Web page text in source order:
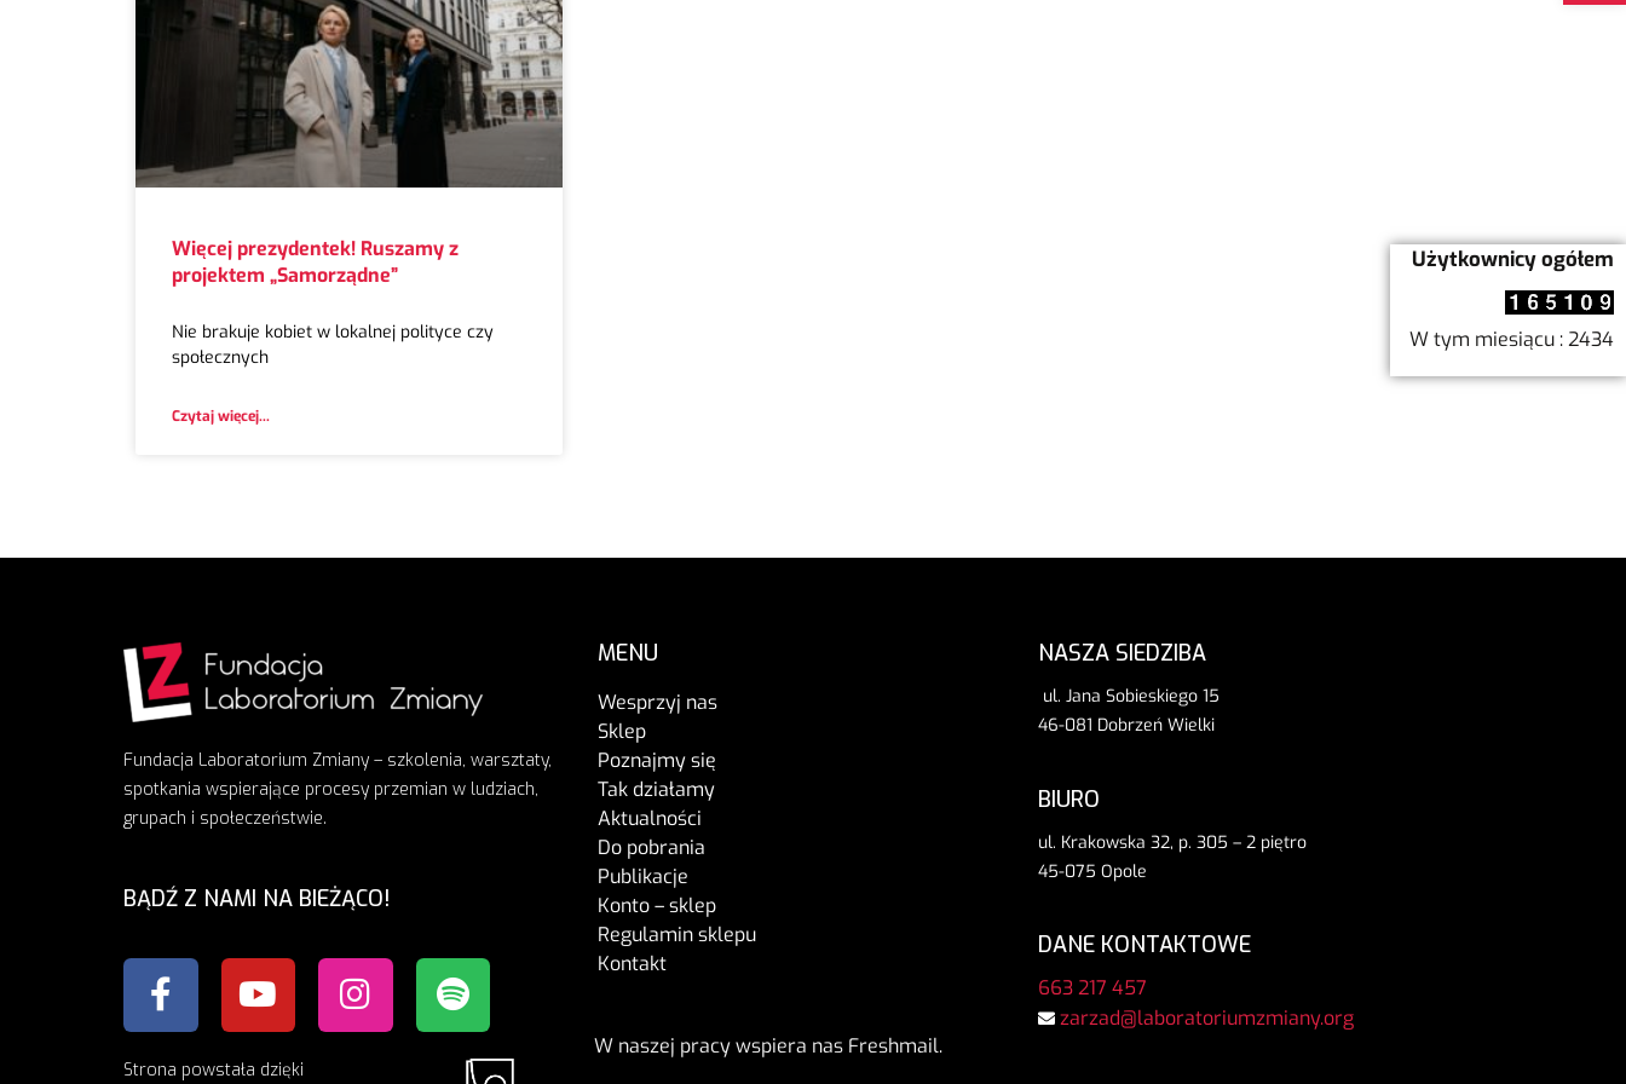
Więcej prezydentek! Ruszamy z
projektem „Samorządne”
Nie brakuje kobiet w lokalnej polityce czy
społecznych
Czytaj więcej...
Fundacja Laboratorium Zmiany – szkolenia, warsztaty,
spotkania wspierające procesy przemian w ludziach,
grupach i społeczeństwie.
BĄDŹ Z NAMI NA BIEŻĄCO!
Strona powstała dzięki
MENU
Wesprzyj nas
Sklep
Poznajmy się
Tak działamy
Aktualności
Do pobrania
Publikacje
Konto – sklep
Regulamin sklepu
Kontakt
W naszej pracy wspiera nas Freshmail.
NASZA SIEDZIBA
ul. Jana Sobieskiego 15
46-081 Dobrzeń Wielki
BIURO
ul. Krakowska 32, p. 305 – 2 piętro
45-075 Opole
DANE KONTAKTOWE
663 217 457
zarzad@laboratoriumzmiany.org
Użytkownicy ogółem
W tym miesiącu : 2434